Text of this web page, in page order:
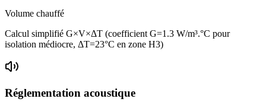
Volume chauffé
Calcul simplifié G×V×ΔT (coefficient G=1.3 W/m³.°C pour
isolation médiocre, ΔT=23°C en zone H3)
Réglementation acoustique